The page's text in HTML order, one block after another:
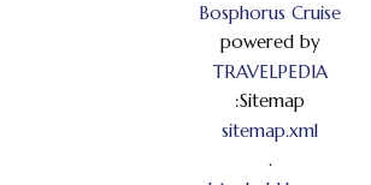
Bosphorus Cruise
powered by
TRAVELPEDIA
Sitemap:
sitemap.xml
.